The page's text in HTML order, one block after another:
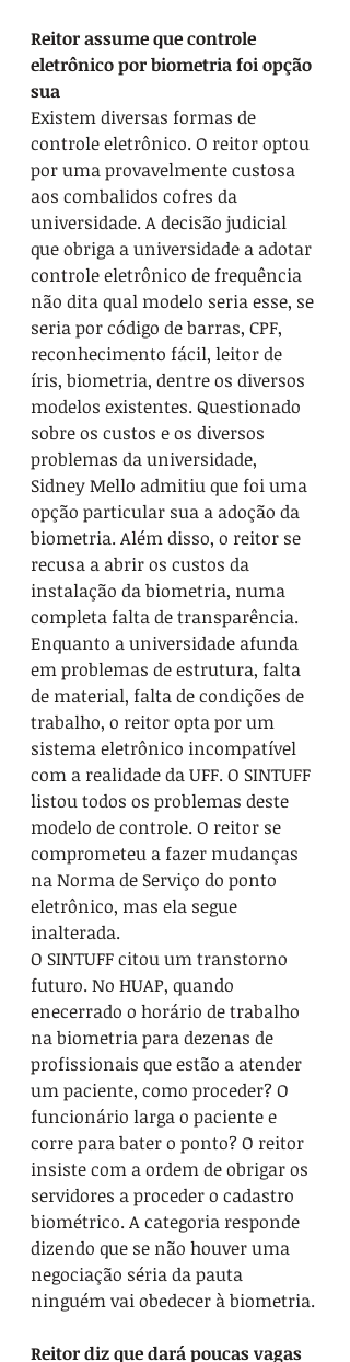
Reitor assume que controle
eletrônico por biometria foi opção
sua
Existem diversas formas de
controle eletrônico. O reitor optou
por uma provavelmente custosa
aos combalidos cofres da
universidade. A decisão judicial
que obriga a universidade a adotar
controle eletrônico de frequência
não dita qual modelo seria esse, se
seria por código de barras, CPF,
reconhecimento fácil, leitor de
íris, biometria, dentre os diversos
modelos existentes. Questionado
sobre os custos e os diversos
problemas da universidade,
Sidney Mello admitiu que foi uma
opção particular sua a adoção da
biometria. Além disso, o reitor se
recusa a abrir os custos da
instalação da biometria, numa
completa falta de transparência.
Enquanto a universidade afunda
em problemas de estrutura, falta
de material, falta de condições de
trabalho, o reitor opta por um
sistema eletrônico incompatível
com a realidade da UFF. O SINTUFF
listou todos os problemas deste
modelo de controle. O reitor se
comprometeu a fazer mudanças
na Norma de Serviço do ponto
eletrônico, mas ela segue
inalterada.
O SINTUFF citou um transtorno
futuro. No HUAP, quando
enecerrado o horário de trabalho
na biometria para dezenas de
profissionais que estão a atender
um paciente, como proceder? O
funcionário larga o paciente e
corre para bater o ponto? O reitor
insiste com a ordem de obrigar os
servidores a proceder o cadastro
biométrico. A categoria responde
dizendo que se não houver uma
negociação séria da pauta
ninguém vai obedecer à biometria.
Reitor diz que dará poucas vagas